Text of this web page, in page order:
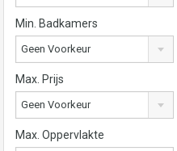
Min. Badkamers
Geen Voorkeur
Max. Prijs
Geen Voorkeur
Max. Oppervlakte